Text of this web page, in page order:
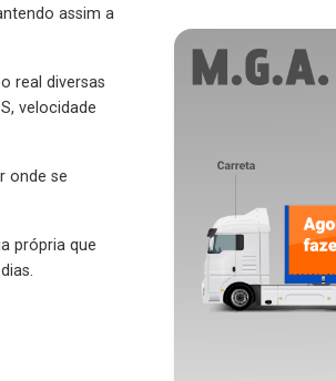
diversas
velocidade
se
própria que